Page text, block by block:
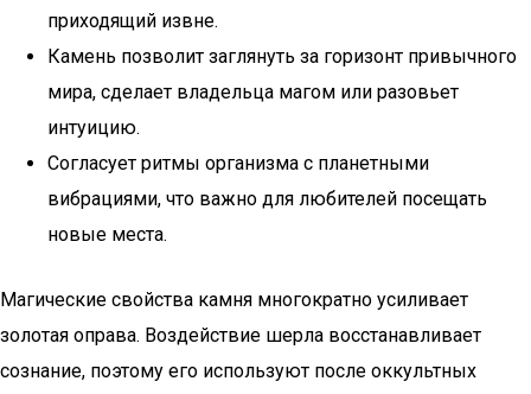
приходящий извне.
Камень позволит заглянуть за горизонт привычного
мира, сделает владельца магом или разовьет
интуицию.
Согласует ритмы организма с планетными
вибрациями, что важно для любителей посещать
новые места.
Магические свойства камня многократно усиливает
золотая оправа. Воздействие шерла восстанавливает
сознание, поэтому его используют после оккультных